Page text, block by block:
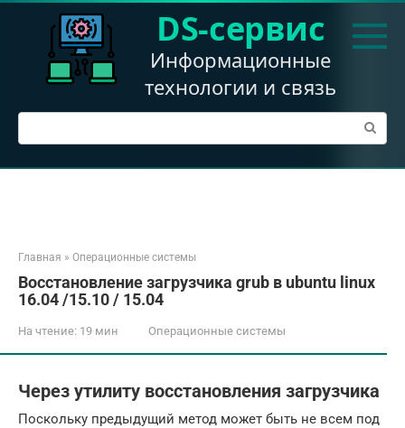
Перейти
DS-сервис
Информационные
технологии и связь
Поиск:
Главная » Операционные системы
Восстановление загрузчика grub в ubuntu linux
16.04 /15.10 / 15.04
На чтение: 19 мин Операционные системы
Через утилиту восстановления загрузчика
Поскольку предыдущий метод может быть не всем под